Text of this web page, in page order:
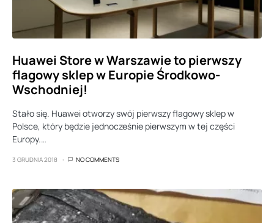
Huawei Store w Warszawie to pierwszy
flagowy sklep w Europie Środkowo-
Wschodniej!
Stało się. Huawei otworzy swój pierwszy flagowy sklep w
Polsce, który będzie jednocześnie pierwszym w tej części
Europy.…
3 GRUDNIA 2018 NO COMMENTS